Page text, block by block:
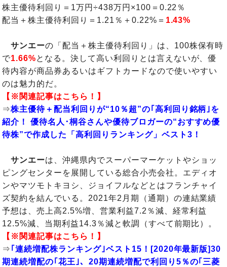
株主優待利回り＝1万円÷438万円×100＝0.22％
配当＋株主優待利回り＝1.21％＋0.22%＝ 1.43%
サンエーの「配当＋株主優待利回り」は、100株保有時
で1.66%となる。決して高い利回りとは言えないが、優
待内容が商品券あるいはギフトカードなので使いやすい
のは魅力的だ。
【※関連記事はこちら！】
⇒株主優待＋配当利回りが“10％超”の｢高利回り銘柄｣を
紹介！ 優待名人･桐谷さんや優待ブロガーの“おすすめ優
待株”で作成した「高利回りランキング」ベスト3！
サンエーは、沖縄県内でスーパーマーケットやショッ
ピングセンターを展開している総合小売会社。エディオ
ンやマツモトキヨシ、ジョイフルなどとはフランチャイ
ズ契約を結んでいる。2021年2月期（通期）の連結業績
予想は、売上高2.5%増、営業利益7.2％減、経常利益
12.5%減、当期利益14.3％減と軟調（すべて前期比）。
【※関連記事はこちら！】
⇒ ｢連続増配株ランキング｣ベスト15！[2020年最新版]30
期連続増配の｢花王｣、20期連続増配で利回り5％の｢三菱